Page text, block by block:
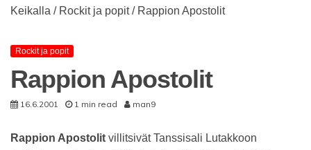
Keikalla / Rockit ja popit/ Rappion Apostolit
Rockit ja popit
Rappion Apostolit
16.6.2001 1 min read man9
Rappion Apostolit villitsivät Tanssisali Lutakkoon